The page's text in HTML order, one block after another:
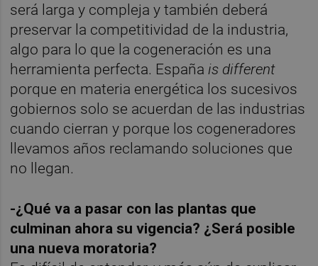
será larga y compleja y también deberá
preservar la competitividad de la industria,
algo para lo que la cogeneración es una
herramienta perfecta. Españais different
porque en materia energética los sucesivos
gobiernos solo se acuerdan de las industrias
cuando cierran y porque los cogeneradores
llevamos años reclamando soluciones que
no llegan.
-¿Qué va a pasar con las plantas que
culminan ahora su vigencia? ¿Será posible
una nueva moratoria?